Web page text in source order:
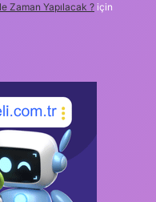
Zaman Yapılacak ? için